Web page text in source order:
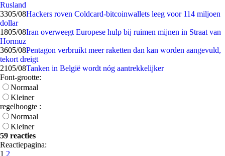
Rusland
3305/08Hackers roven Coldcard-bitcoinwallets leeg voor 114 miljoen
dollar
1805/08Iran overweegt Europese hulp bij ruimen mijnen in Straat van
Hormuz
3605/08Pentagon verbruikt meer raketten dan kan worden aangevuld,
tekort dreigt
2105/08Tanken in België wordt nóg aantrekkelijker
Font-grootte:
Normaal
Kleiner
regelhoogte :
Normaal
Kleiner
59 reacties
Reactiepagina:
1 2